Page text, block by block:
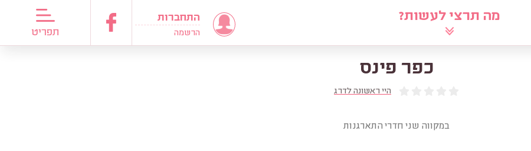
מה תרצי לעשות?
תפריט
התחברות
הרשמה
לוח שאלי את הרב מדריכות כלות
כפר פינס
היי ראשונה לדרג
במקווה שני חדרי התארגנות